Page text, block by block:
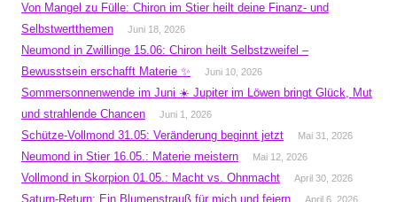
Von Mangel zu Fülle: Chiron im Stier heilt deine Finanz- und
Selbstwertthemen
Juni 18, 2026
Neumond in Zwillinge 15.06: Chiron heilt Selbstzweifel –
Bewusstsein erschafft Materie ✨
Juni 10, 2026
Sommersonnenwende im Juni ☀️ Jupiter im Löwen bringt Glück, Mut
und strahlende Chancen
Juni 1, 2026
Schütze-Vollmond 31.05: Veränderung beginnt jetzt Mai 31, 2026
Neumond in Stier 16.05.: Materie meistern Mai 12, 2026
Vollmond in Skorpion 01.05.: Macht vs. Ohnmacht April 30, 2026
Saturn-Return: Ein Blumenstrauß für mich und feiern April 6, 2026